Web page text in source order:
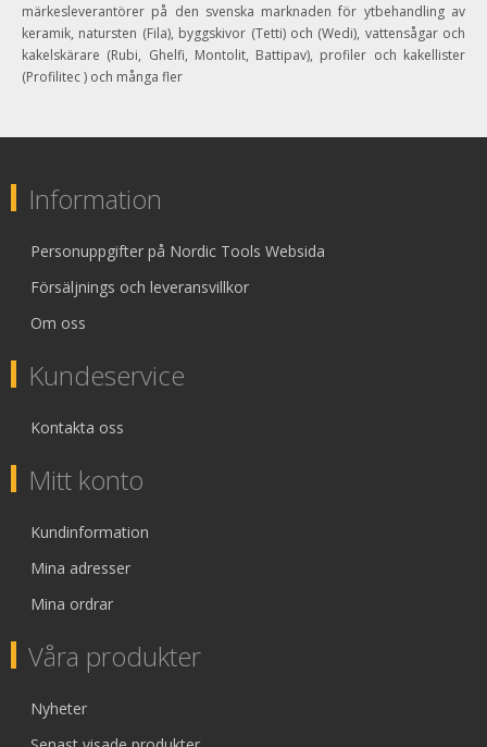
märkesleverantörer på den svenska marknaden för ytbehandling av
keramik, natursten (Fila), byggskivor (Tetti) och (Wedi), vattensågar och
kakelskärare (Rubi, Ghelfi, Montolit, Battipav), profiler och kakellister
(Profilitec ) och många fler
Information
Personuppgifter på Nordic Tools Websida
Försäljnings och leveransvillkor
Om oss
Kundeservice
Kontakta oss
Mitt konto
Kundinformation
Mina adresser
Mina ordrar
Våra produkter
Nyheter